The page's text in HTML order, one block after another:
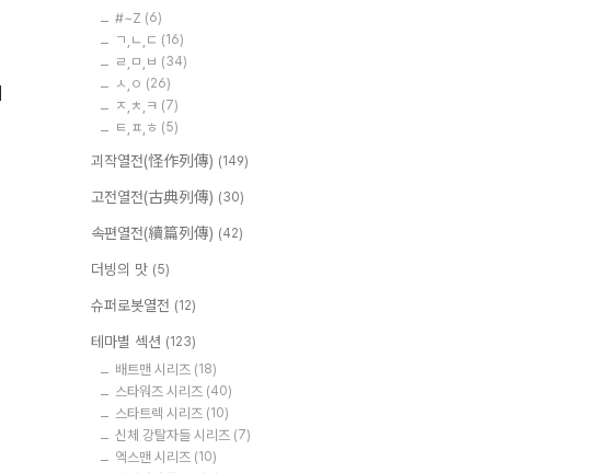
#~Z (6)
ㄱ,ㄴ,ㄷ (16)
ㄹ,ㅁ,ㅂ (34)
ㅅ,ㅇ (26)
ㅈ,ㅊ,ㅋ (7)
ㅌ,ㅍ,ㅎ (5)
괴작열전(怪作列傳) (149)
고전열전(古典列傳) (30)
속편열전(續篇列傳) (42)
더빙의 맛 (5)
슈퍼로봇열전 (12)
테마별 섹션 (123)
배트맨 시리즈 (18)
스타워즈 시리즈 (40)
스타트렉 시리즈 (10)
신체 강탈자들 시리즈 (7)
엑스맨 시리즈 (10)